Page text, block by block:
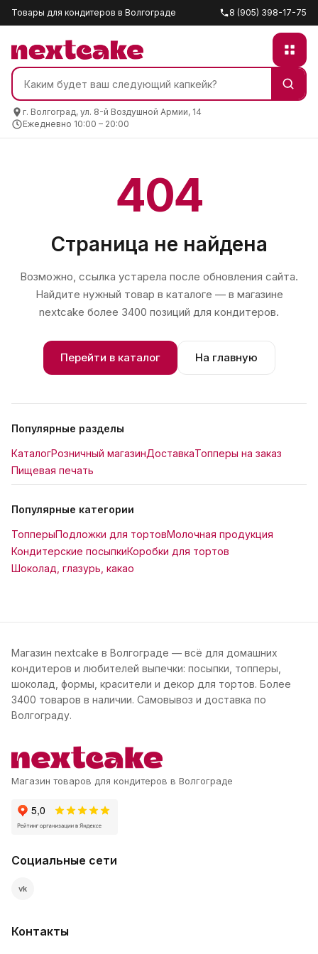
Товары для кондитеров в Волгограде 8 (905) 398-17-75
г. Волгоград, ул. 8-й Воздушной Армии, 14
Ежедневно 10:00 – 20:00
404
Страница не найдена
Возможно, ссылка устарела после обновления сайта.
Найдите нужный товар в каталоге — в магазине
nextcake более 3400 позиций для кондитеров.
Перейти в каталог На главную
Популярные разделы
КаталогРозничный магазинДоставкаТопперы на заказ
Пищевая печать
Популярные категории
ТопперыПодложки для тортовМолочная продукция
Кондитерские посыпкиКоробки для тортов
Шоколад, глазурь, какао
Магазин nextcake в Волгограде — всё для домашних
кондитеров и любителей выпечки: посыпки, топперы,
шоколад, формы, красители и декор для тортов. Более
3400 товаров в наличии. Самовывоз и доставка по
Волгограду.
Магазин товаров для кондитеров в Волгограде
Социальные сети
vk
Контакты